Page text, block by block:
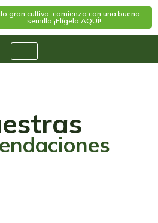
gran cultivo, comienza con una buena
semilla ¡Elígela AQUÍ!